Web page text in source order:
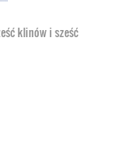
klinów i sześć